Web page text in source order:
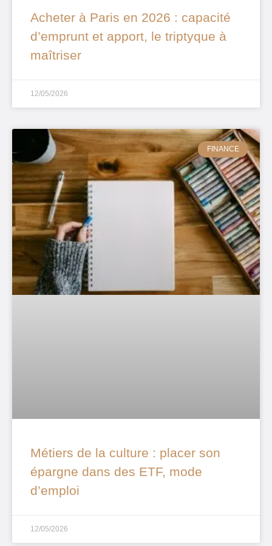
Acheter à Paris en 2026 : capacité
d’emprunt et apport, le triptyque à
maîtriser
12/05/2026
FINANCE
Métiers de la culture : placer son
épargne dans des ETF, mode
d’emploi
12/05/2026